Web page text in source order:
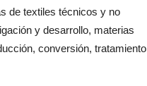
de textiles técnicos y no
y desarrollo, materias
conversión, tratamiento